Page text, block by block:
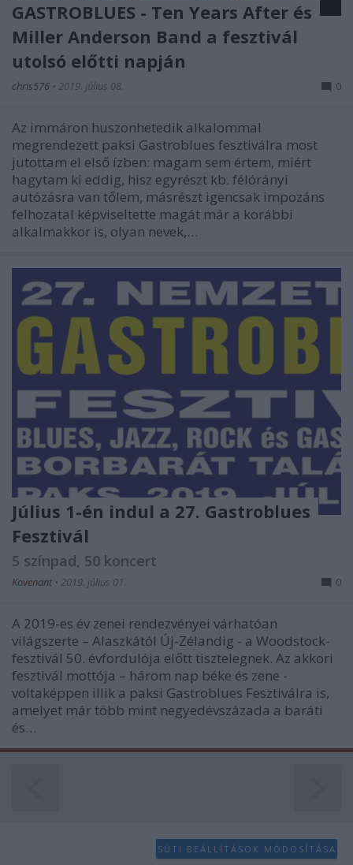
GASTROBLUES - Ten Years After és
Miller Anderson Band a fesztivál
utolsó előtti napján
chris576 • 2019. július 08. 0
Az immáron huszonhetedik alkalommal
megrendezett paksi Gastroblues fesztiválra most
jutottam el első ízben: magam sem értem, miért
hagytam ki eddig, hisz egyrészt kb. félórányi
autózásra van tőlem, másrészt igencsak impozáns
felhozatal képviseltette magát már a korábbi
alkalmakkor is, olyan nevek,…
Július 1-én indul a 27. Gastroblues
Fesztivál
5 színpad, 50 koncert
Kovenant • 2019. július 01. 0
A 2019-es év zenei rendezvényei várhatóan
világszerte – Alaszkától Új-Zélandig - a Woodstock-
fesztivál 50. évfordulója előtt tisztelegnek. Az akkori
fesztivál mottója – három nap béke és zene -
voltaképpen illik a paksi Gastroblues Fesztiválra is,
amelyet már több mint negyedévszázada a baráti
és…
SÜTI BEÁLLÍTÁSOK MÓDOSÍTÁSA